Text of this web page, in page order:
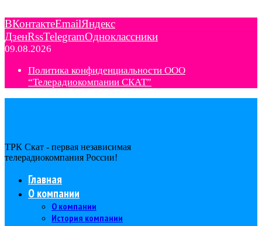
ВКонтактеEmailЯндекс
ДзенRssTelegramОдноклассники
09.08.2026
Политика конфиденциальности ООО
“Телерадиокомпании СКАТ”
ТРК Скат - первая независимая
телерадиокомпания Роcсии!
Главная
О компании
О компании
История компании